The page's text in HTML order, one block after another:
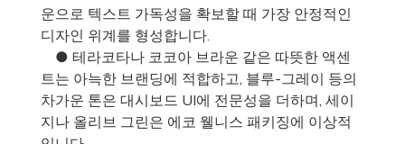
운으로 텍스트 가독성을 확보할 때 가장 안정적인
디자인 위계를 형성합니다.
● 테라코타나 코코아 브라운 같은 따뜻한 액센
트는 아늑한 브랜딩에 적합하고, 블루-그레이 등의
차가운 톤은 대시보드 UI에 전문성을 더하며, 세이
지나 올리브 그린은 에코 웰니스 패키징에 이상적